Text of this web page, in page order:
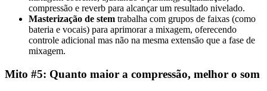
compressão e reverb para alcançar um resultado nivelado.
Masterização de stem trabalha com grupos de faixas (como
bateria e vocais) para aprimorar a mixagem, oferecendo
controle adicional mas não na mesma extensão que a fase de
mixagem.
Mito #5: Quanto maior a compressão, melhor o som